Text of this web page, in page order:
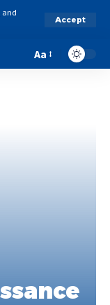
and
Accept
Aa